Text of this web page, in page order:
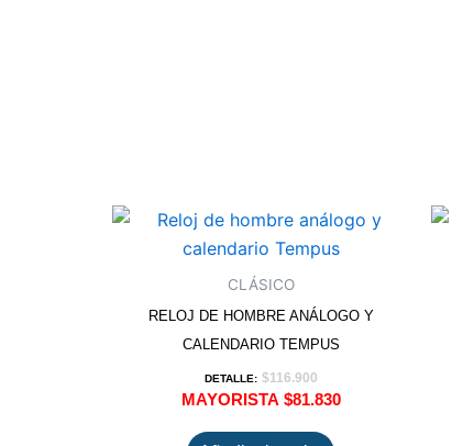
CLÁSICO
RELOJ DE HOMBRE ANÁLOGO Y
CALENDARIO TEMPUS
DETALLE: $116.900
MAYORISTA $81.830